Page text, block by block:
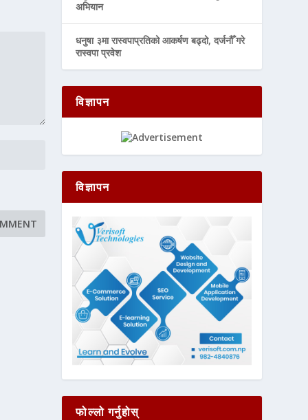
अभियान
धनुषा ३मा रास्वपाप्रतिको आकर्षण बढ्दो, दर्जनौँ गरे
रास्वपा प्रवेश
विज्ञापन
विज्ञापन
फोल्लो गर्नुहोस्